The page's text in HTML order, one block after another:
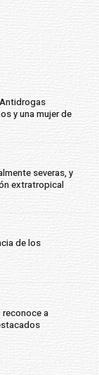
y una mujer de
severas, y
extratropical
de los
reconoce a